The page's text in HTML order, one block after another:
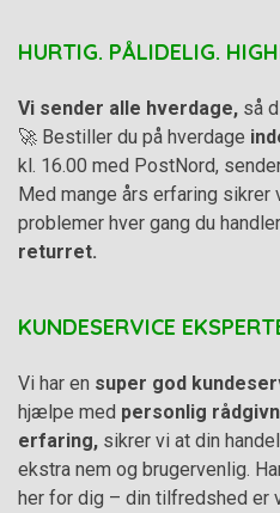
HURTIG. PÅLIDELIG.
Vi sender alle hverdage, så
🚀 Bestiller du på hverdage
kl. 16.00 med PostNord,
Med mange års erfaring sikrer
problemer hver gang du
returret.
KUNDESERVICE
Vi har en super god
hjælpe med personlig
erfaring, sikrer vi at din
ekstra nem og brugervenlig.
her for dig – din tilfredshed er